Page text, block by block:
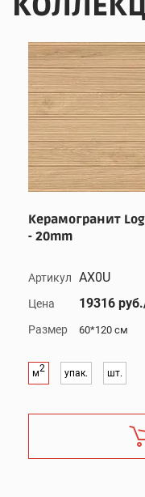
Керамогранит
- 20mm
Артикул AX0U
Цена 19316
Размер 60*120 см
м2 упак. шт.